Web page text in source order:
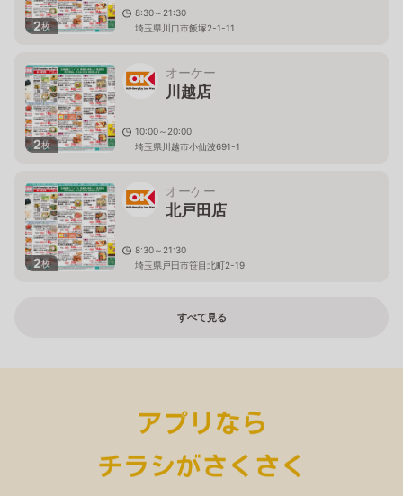
2枚
8:30～21:30
埼玉県川口市飯塚2-1-11
2枚
オーケー
川越店
10:00～20:00
埼玉県川越市小仙波691-1
2枚
オーケー
北戸田店
8:30～21:30
埼玉県戸田市笹目北町2-19
すべて見る